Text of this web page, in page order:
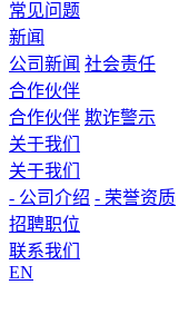
常见问题
新闻
公司新闻 社会责任
合作伙伴
合作伙伴 欺诈警示
关于我们
关于我们
- 公司介绍 - 荣誉资质
招聘职位
联系我们
EN